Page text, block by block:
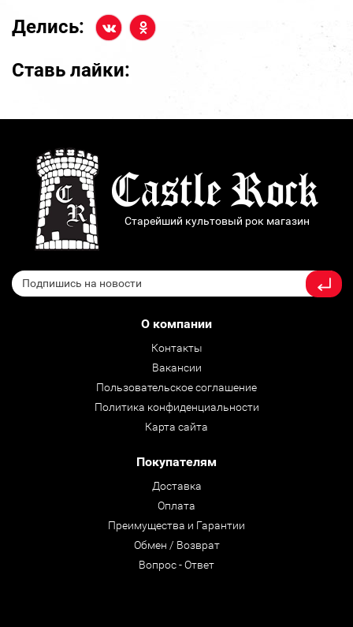
Делись:
Ставь лайки:
Старейший культовый рок магазин
О компании
Контакты
Вакансии
Пользовательское соглашение
Политика конфиденциальности
Карта сайта
Покупателям
Доставка
Оплата
Преимущества и Гарантии
Обмен / Возврат
Вопрос - Ответ